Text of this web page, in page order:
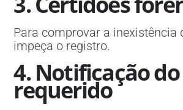
Para comprovar a inexistência
impeça o registro.
4. Notificação do
requerido